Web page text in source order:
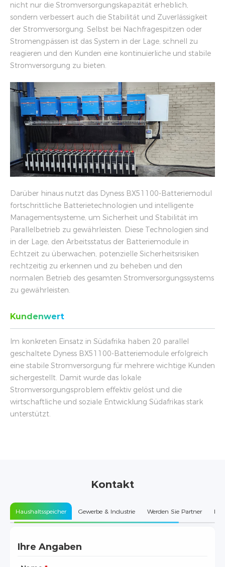
nicht nur die Stromversorgungskapazität erheblich,
sondern verbessert auch die Stabilität und Zuverlässigkeit
der Stromversorgung. Selbst bei Nachfragespitzen oder
Stromengpässen ist das System in der Lage, schnell zu
reagieren und den Kunden eine kontinuierliche und stabile
Stromversorgung zu bieten.
Darüber hinaus nutzt das Dyness BX51100-Batteriemodul
fortschrittliche Batterietechnologien und intelligente
Managementsysteme, um Sicherheit und Stabilität im
Parallelbetrieb zu gewährleisten. Diese Technologien sind
in der Lage, den Arbeitsstatus der Batteriemodule in
Echtzeit zu überwachen, potenzielle Sicherheitsrisiken
rechtzeitig zu erkennen und zu beheben und den
normalen Betrieb des gesamten Stromversorgungssystems
zu gewährleisten.
Kundenwert
Im konkreten Einsatz in Südafrika haben 20 parallel
geschaltete Dyness BX51100-Batteriemodule erfolgreich
eine stabile Stromversorgung für mehrere wichtige Kunden
sichergestellt. Damit wurde das lokale
Stromversorgungsproblem effektiv gelöst und die
wirtschaftliche und soziale Entwicklung Südafrikas stark
unterstützt.
Kontakt
Haushaltsspeicher Gewerbe & Industrie Werden Sie Partner
Ihre Angaben
Ihre Unternehmensdaten
Ihre Unternehmensdaten